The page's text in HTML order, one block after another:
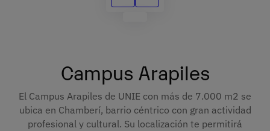
Campus Arapiles
El Campus Arapiles de UNIE con más de 7.000 m2 se
ubica en Chamberí, barrio céntrico con gran actividad
profesional y cultural. Su localización te permitirá